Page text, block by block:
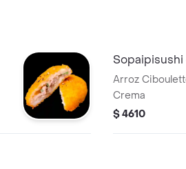
Arroz
Crema
$ 4610